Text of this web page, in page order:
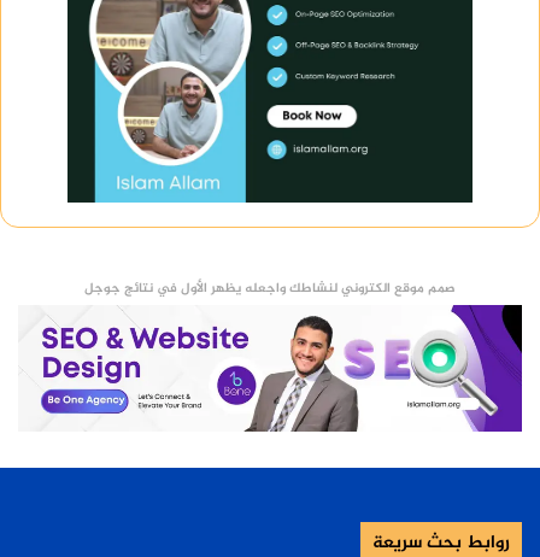
صمم موقع الكتروني لنشاطك واجعله يظهر الأول في نتائج جوجل
روابط بحث سريعة